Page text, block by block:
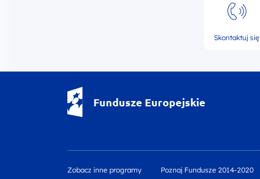
Skontaktuj się
Fundusze Europejskie
Zobacz inne programy Poznaj Fundusze 2014-2020